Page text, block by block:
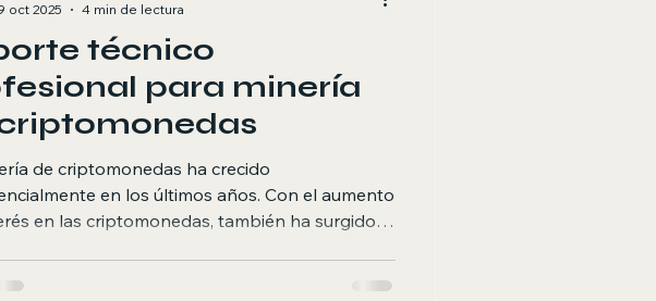
técnico
para minería
de criptomonedas ha crecido
en los últimos años. Con el aumento
en las criptomonedas, también ha surgido la
oct 2025
4 min de lectura